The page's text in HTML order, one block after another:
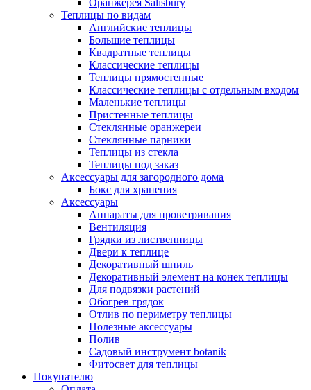
Оранжерея Salisbury
Теплицы по видам
Английские теплицы
Большие теплицы
Квадратные теплицы
Классические теплицы
Теплицы прямостенные
Классические теплицы с отдельным входом
Маленькие теплицы
Пристенные теплицы
Стеклянные оранжереи
Стеклянные парники
Теплицы из стекла
Теплицы под заказ
Аксессуары для загородного дома
Бокс для хранения
Аксессуары
Аппараты для проветривания
Вентиляция
Грядки из лиственницы
Двери к теплице
Декоративный шпиль
Декоративный элемент на конек теплицы
Для подвязки растений
Обогрев грядок
Отлив по периметру теплицы
Полезные аксессуары
Полив
Садовый инструмент botanik
Фитосвет для теплицы
Покупателю